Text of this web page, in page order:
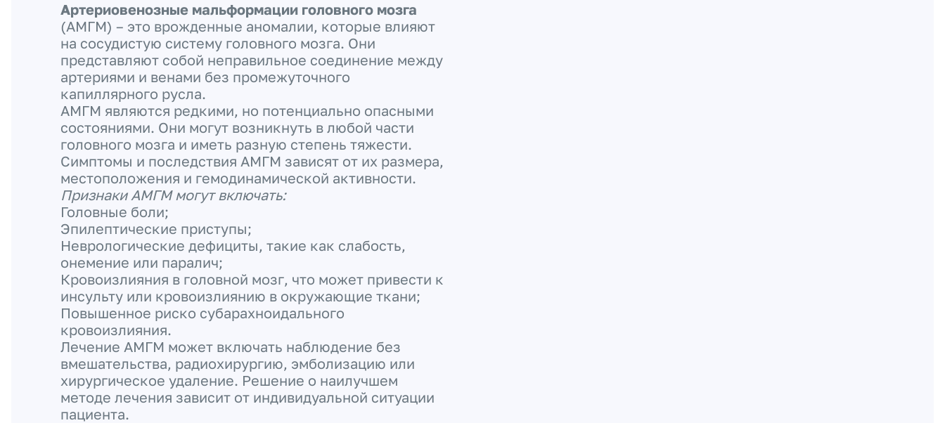
Артериовенозные мальформации головного мозга
(АМГМ) – это врожденные аномалии, которые влияют
на сосудистую систему головного мозга. Они
представляют собой неправильное соединение между
артериями и венами без промежуточного
капиллярного русла.
АМГМ являются редкими, но потенциально опасными
состояниями. Они могут возникнуть в любой части
головного мозга и иметь разную степень тяжести.
Симптомы и последствия АМГМ зависят от их размера,
местоположения и гемодинамической активности.
Признаки АМГМ могут включать:
Головные боли;
Эпилептические приступы;
Неврологические дефициты, такие как слабость,
онемение или паралич;
Кровоизлияния в головной мозг, что может привести к
инсульту или кровоизлиянию в окружающие ткани;
Повышенное риско субарахноидального
кровоизлияния.
Лечение АМГМ может включать наблюдение без
вмешательства, радиохирургию, эмболизацию или
хирургическое удаление. Решение о наилучшем
методе лечения зависит от индивидуальной ситуации
пациента.